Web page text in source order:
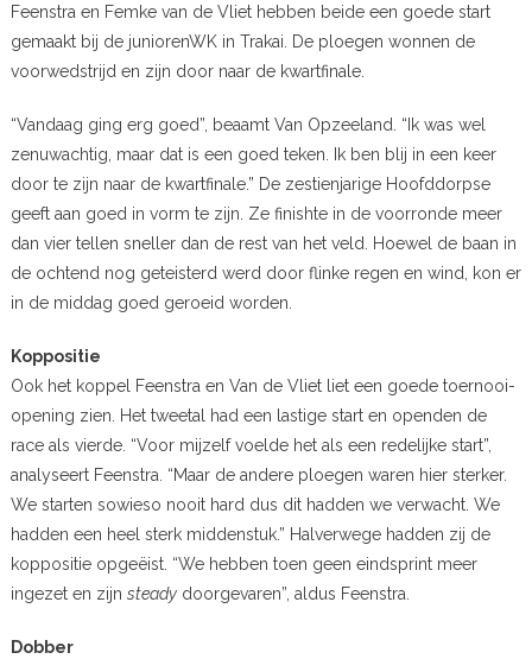
Feenstra en Femke van de Vliet hebben beide een goede start
gemaakt bij de juniorenWK in Trakai. De ploegen wonnen de
voorwedstrijd en zijn door naar de kwartfinale.
“Vandaag ging erg goed”, beaamt Van Opzeeland. “Ik was wel
zenuwachtig, maar dat is een goed teken. Ik ben blij in een keer
door te zijn naar de kwartfinale.” De zestienjarige Hoofddorpse
geeft aan goed in vorm te zijn. Ze finishte in de voorronde meer
dan vier tellen sneller dan de rest van het veld. Hoewel de baan in
de ochtend nog geteisterd werd door flinke regen en wind, kon er
in de middag goed geroeid worden.
Koppositie
Ook het koppel Feenstra en Van de Vliet liet een goede toernooi-
opening zien. Het tweetal had een lastige start en openden de
race als vierde. “Voor mijzelf voelde het als een redelijke start”,
analyseert Feenstra. “Maar de andere ploegen waren hier sterker.
We starten sowieso nooit hard dus dit hadden we verwacht. We
hadden een heel sterk middenstuk.” Halverwege hadden zij de
koppositie opgeëist. “We hebben toen geen eindsprint meer
ingezet en zijn steadydoorgevaren”, aldus Feenstra.
Dobber